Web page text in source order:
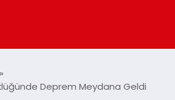
Deprem Meydana Geldi